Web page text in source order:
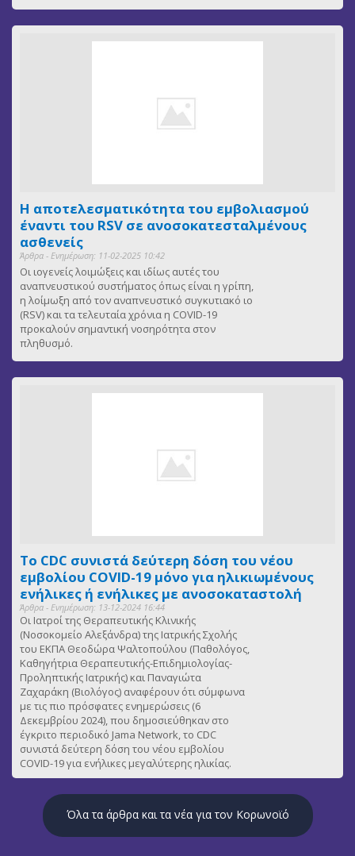
Η αποτελεσματικότητα του εμβολιασμού
έναντι του RSV σε ανοσοκατεσταλμένους
ασθενείς
Άρθρα - Ενημέρωση: 11-02-2025 10:42
Οι ιογενείς λοιμώξεις και ιδίως αυτές του
αναπνευστικού συστήματος όπως είναι η γρίπη,
η λοίμωξη από τον αναπνευστικό συγκυτιακό ιο
(RSV) και τα τελευταία χρόνια η COVID-19
προκαλούν σημαντική νοσηρότητα στον
πληθυσμό.
Το CDC συνιστά δεύτερη δόση του νέου
εμβολίου COVID-19 μόνο για ηλικιωμένους
ενήλικες ή ενήλικες με ανοσοκαταστολή
Άρθρα - Ενημέρωση: 13-12-2024 16:44
Οι Ιατροί της Θεραπευτικής Κλινικής
(Νοσοκομείο Αλεξάνδρα) της Ιατρικής Σχολής
του ΕΚΠΑ Θεοδώρα Ψαλτοπούλου (Παθολόγος,
Καθηγήτρια Θεραπευτικής-Επιδημιολογίας-
Προληπτικής Ιατρικής) και Παναγιώτα
Ζαχαράκη (Βιολόγος) αναφέρουν ότι σύμφωνα
με τις πιο πρόσφατες ενημερώσεις (6
Δεκεμβρίου 2024), που δημοσιεύθηκαν στο
έγκριτο περιοδικό Jama Network, το CDC
συνιστά δεύτερη δόση του νέου εμβολίου
COVID-19 για ενήλικες μεγαλύτερης ηλικίας.
Όλα τα άρθρα και τα νέα για τον Κορωνοϊό